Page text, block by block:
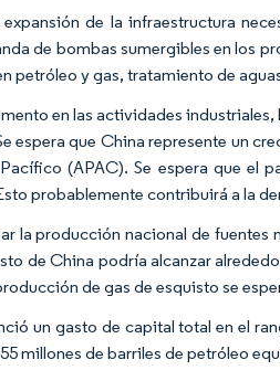
de la infraestructura
de bombas sumergibles en los
petróleo y gas, tratamiento de
en las actividades
espera que China represente un
(APAC). Se espera que el
probablemente contribuirá a la
la producción nacional de fuentes
de China podría alcanzar
de gas de esquisto se
un gasto de capital total en el
millones de barriles de petróleo